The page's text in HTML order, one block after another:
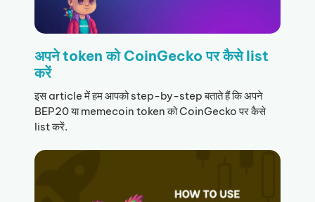
अपने token को CoinGecko पर कैसे list
करें
इस article में हम आपको step-by-step बताते हैं कि अपने
BEP20 या memecoin token को CoinGecko पर कैसे
list करें.